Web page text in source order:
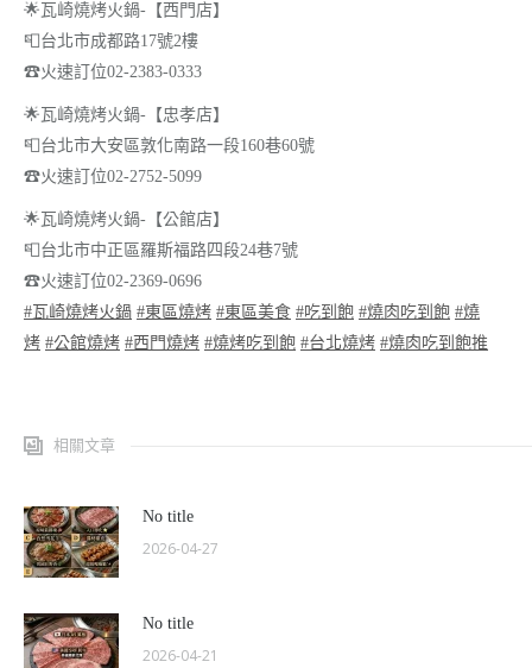
🌟瓦崎燒烤火鍋-【西門店】
📮台北市成都路17號2樓
☎火速訂位02-2383-0333
🌟瓦崎燒烤火鍋-【忠孝店】
📮台北市大安區敦化南路一段160巷60號
☎火速訂位02-2752-5099
🌟 瓦崎燒烤火鍋-【公館店】
📮 台北市中正區羅斯福路四段24巷7號
☎火速訂位02-2369-0696
#瓦崎燒烤火鍋 #東區燒烤 #東區美食 #吃到飽 #燒肉吃到飽 #燒
烤 #公館燒烤 #西門燒烤 #燒烤吃到飽 #台北燒烤 #燒肉吃到飽推
相關文章
No title
2026-04-27
No title
2026-04-21